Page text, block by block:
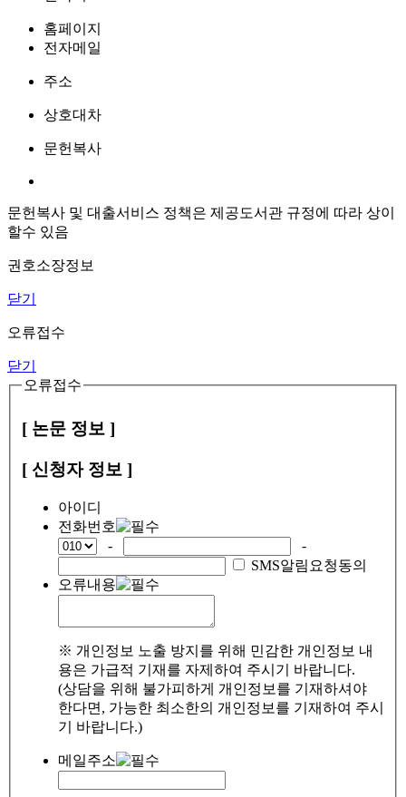
홈페이지
전자메일
주소
상호대차
문헌복사
문헌복사 및 대출서비스 정책은 제공도서관 규정에 따라 상이
할수 있음
권호소장정보
닫기
오류접수
닫기
오류접수
[ 논문 정보 ]
[ 신청자 정보 ]
아이디
전화번호
-
-
SMS알림요청동의
오류내용
※ 개인정보 노출 방지를 위해 민감한 개인정보 내
용은 가급적 기재를 자제하여 주시기 바랍니다.
(상담을 위해 불가피하게 개인정보를 기재하셔야
한다면, 가능한 최소한의 개인정보를 기재하여 주시
기 바랍니다.)
메일주소